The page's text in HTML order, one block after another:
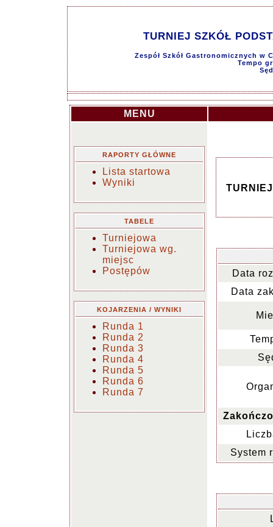
TURNIEJ SZKÓŁ
Zespół Szkół Gastronomicznych w
Tempo
MENU
RAPORTY GŁÓWNE
Lista startowa
Wyniki
TABELE
Turniejowa
Turniejowa wg.
miejsc
Postępów
KOJARZENIA / WYNIKI
Runda 1
Runda 2
Runda 3
Runda 4
Runda 5
Runda 6
Runda 7
Data
Data
System